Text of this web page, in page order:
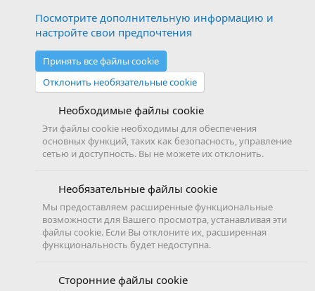
Посмотрите дополнительную информацию и
настройте свои предпочтения
Принять все файлы cookie
Отклонить необязательные cookie
Необходимые файлы cookie
Эти файлы cookie необходимы для обеспечения
основных функций, таких как безопасность, управление
сетью и доступность. Вы не можете их отклонить.
Необязательные файлы cookie
Мы предоставляем расширенные функциональные
возможности для Вашего просмотра, устанавливая эти
файлы cookie. Если Вы отклоните их, расширенная
функциональность будет недоступна.
Сторонние файлы cookie